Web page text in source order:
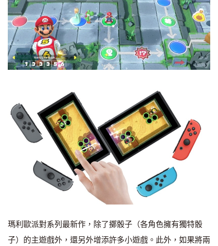
瑪利歐派對系列最新作，除了擲骰子（各角色擁有獨特骰
子）的主遊戲外，還另外增添許多小遊戲。此外，如果將兩